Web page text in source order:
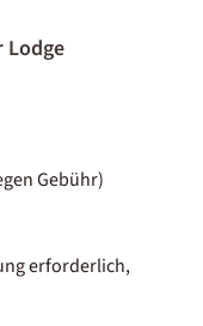
Lodge
Gebühr)
erforderlich,